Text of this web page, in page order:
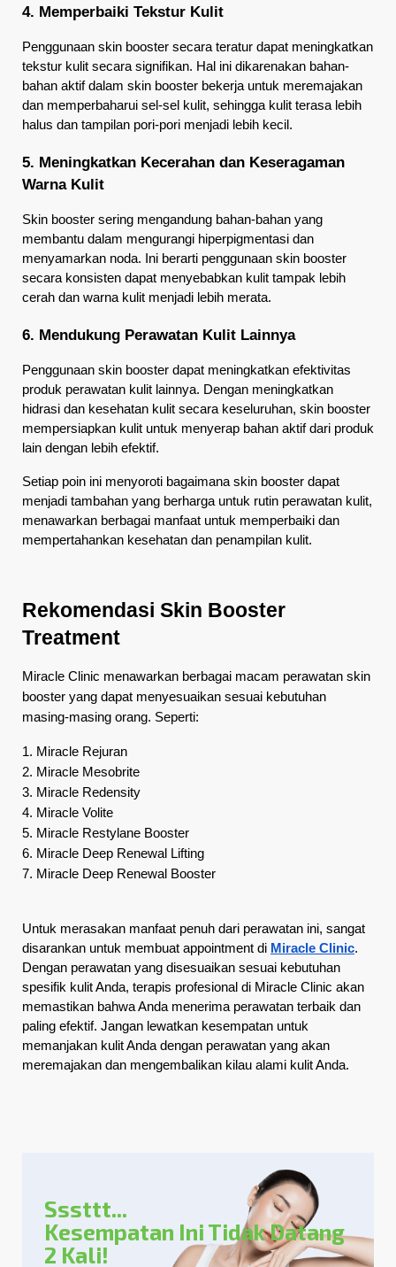
4. Memperbaiki Tekstur Kulit
Penggunaan skin booster secara teratur dapat meningkatkan
tekstur kulit secara signifikan. Hal ini dikarenakan bahan-
bahan aktif dalam skin booster bekerja untuk meremajakan
dan memperbaharui sel-sel kulit, sehingga kulit terasa lebih
halus dan tampilan pori-pori menjadi lebih kecil.
5. Meningkatkan Kecerahan dan Keseragaman
Warna Kulit
Skin booster sering mengandung bahan-bahan yang
membantu dalam mengurangi hiperpigmentasi dan
menyamarkan noda. Ini berarti penggunaan skin booster
secara konsisten dapat menyebabkan kulit tampak lebih
cerah dan warna kulit menjadi lebih merata.
6. Mendukung Perawatan Kulit Lainnya
Penggunaan skin booster dapat meningkatkan efektivitas
produk perawatan kulit lainnya. Dengan meningkatkan
hidrasi dan kesehatan kulit secara keseluruhan, skin booster
mempersiapkan kulit untuk menyerap bahan aktif dari produk
lain dengan lebih efektif.
Setiap poin ini menyoroti bagaimana skin booster dapat
menjadi tambahan yang berharga untuk rutin perawatan kulit,
menawarkan berbagai manfaat untuk memperbaiki dan
mempertahankan kesehatan dan penampilan kulit.
Rekomendasi Skin Booster
Treatment
Miracle Clinic menawarkan berbagai macam perawatan skin
booster yang dapat menyesuaikan sesuai kebutuhan
masing-masing orang. Seperti:
1. Miracle Rejuran
2. Miracle Mesobrite
3. Miracle Redensity
4. Miracle Volite
5. Miracle Restylane Booster
6. Miracle Deep Renewal Lifting
7. Miracle Deep Renewal Booster
Untuk merasakan manfaat penuh dari perawatan ini, sangat
disarankan untuk membuat appointment di Miracle Clinic.
Dengan perawatan yang disesuaikan sesuai kebutuhan
spesifik kulit Anda, terapis profesional di Miracle Clinic akan
memastikan bahwa Anda menerima perawatan terbaik dan
paling efektif. Jangan lewatkan kesempatan untuk
memanjakan kulit Anda dengan perawatan yang akan
meremajakan dan mengembalikan kilau alami kulit Anda.
Sssttt...
Kesempatan Ini Tidak Datang
2 Kali!